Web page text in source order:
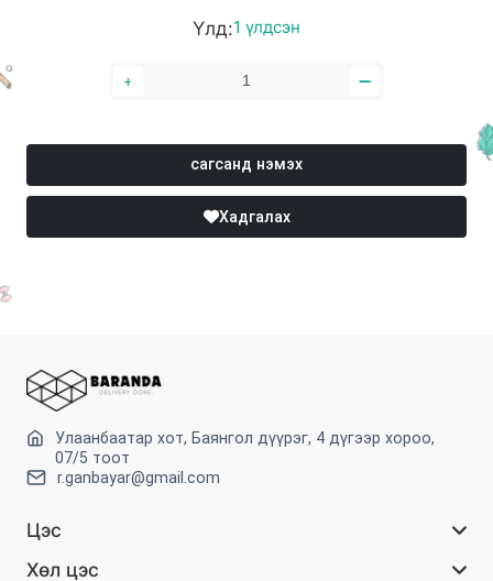
Үлд:1 үлдсэн
сагсанд нэмэх
Хадгалах
Улаанбаатар хот, Баянгол дүүрэг, 4 дүгээр хороо,
07/5 тоот
r.ganbayar@gmail.com
Цэс
Хөл цэс